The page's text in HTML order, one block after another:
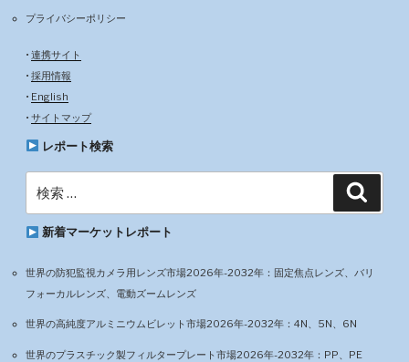
プライバシーポリシー
• 連携サイト
• 採用情報
• English
• サイトマップ
レポート検索
新着マーケットレポート
世界の防犯監視カメラ用レンズ市場2026年-2032年：固定焦点レンズ、バリ
フォーカルレンズ、電動ズームレンズ
世界の高純度アルミニウムビレット市場2026年-2032年：4N、5N、6N
世界のプラスチック製フィルタープレート市場2026年-2032年：PP、PE